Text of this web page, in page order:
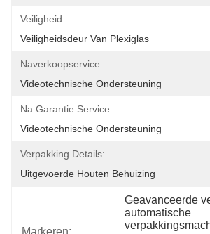
Veiligheid:
Veiligheidsdeur Van Plexiglas
Naverkoopservice:
Videotechnische Ondersteuning
Na Garantie Service:
Videotechnische Ondersteuning
Verpakking Details:
Uitgevoerde Houten Behuizing
Markeren:
Geavanceerde
automatische